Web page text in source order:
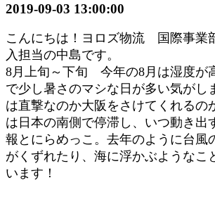
2019-09-03 13:00:00
こんにちは！ヨロズ物流 国際事業
入担当の中島です。
8月上旬～下旬 今年の8月は湿度が
で少し暑さのマシな日が多い気がし
は直撃なのか大阪をさけてくれるの
は日本の南側で停滞し、いつ動き出
報とにらめっこ。去年のように台風
がくずれたり、海に浮かぶようなこ
います！